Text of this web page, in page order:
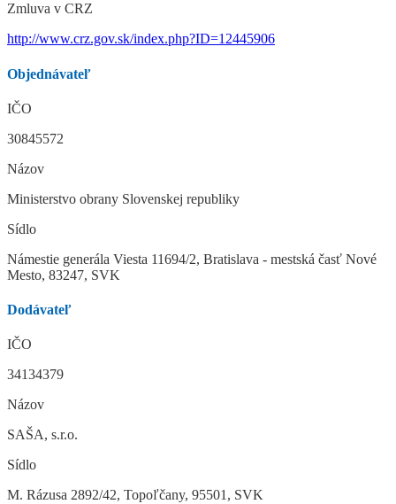
Zmluva v CRZ
http://www.crz.gov.sk/index.php?ID=12445906
Objednávateľ
IČO
30845572
Názov
Ministerstvo obrany Slovenskej republiky
Sídlo
Námestie generála Viesta 11694/2, Bratislava - mestská časť Nové
Mesto, 83247, SVK
Dodávateľ
IČO
34134379
Názov
SAŠA, s.r.o.
Sídlo
M. Rázusa 2892/42, Topoľčany, 95501, SVK